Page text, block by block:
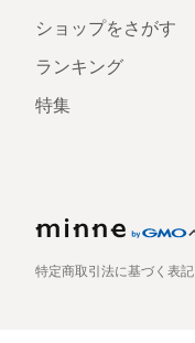
ショップをさがす
ランキング
特集
特定商取引法に基づく表記